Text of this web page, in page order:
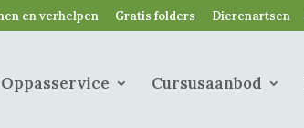
en verhelpen Gratis folders Dierenartsen
Oppasservice Cursusaanbod